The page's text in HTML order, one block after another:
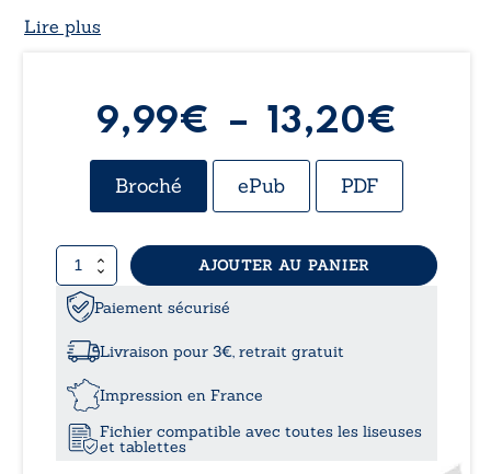
Lire plus
9,99€ – 13,20€
de
Broché ePub PDF
quantité
de
2050
Mémoires
d’un
AJOUTER AU PANIER
Paiement sécurisé
Livraison pour 3€, retrait gratuit
Impression en France
Fichier compatible avec toutes les liseuses
et tablettes